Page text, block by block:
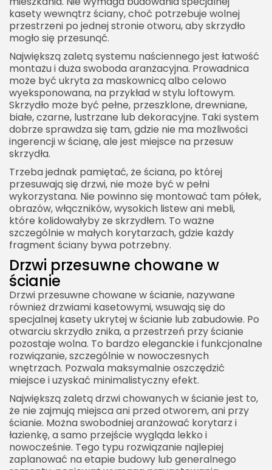
kasety wewnątrz ściany, choć potrzebuje wolnej
przestrzeni po jednej stronie otworu, aby skrzydło
mogło się przesunąć.
Największą zaletą systemu naściennego jest łatwość
montażu i duża swoboda aranżacyjna. Prowadnica
może być ukryta za maskownicą albo celowo
wyeksponowana, na przykład w stylu loftowym.
Skrzydło może być pełne, przeszklone, drewniane,
białe, czarne, lustrzane lub dekoracyjne. Taki system
dobrze sprawdza się tam, gdzie nie ma możliwości
ingerencji w ścianę, ale jest miejsce na przesuw
skrzydła.
Trzeba jednak pamiętać, że ściana, po której
przesuwają się drzwi, nie może być w pełni
wykorzystana. Nie powinno się montować tam półek,
obrazów, włączników, wysokich listew ani mebli,
które kolidowałyby ze skrzydłem. To ważne
szczególnie w małych korytarzach, gdzie każdy
fragment ściany bywa potrzebny.
Drzwi przesuwne chowane w
ścianie
Drzwi przesuwne chowane w ścianie, nazywane
również drzwiami kasetowymi, wsuwają się do
specjalnej kasety ukrytej w ścianie lub zabudowie. Po
otwarciu skrzydło znika, a przestrzeń przy ścianie
pozostaje wolna. To bardzo eleganckie i funkcjonalne
rozwiązanie, szczególnie w nowoczesnych
wnętrzach. Pozwala maksymalnie oszczędzić
miejsce i uzyskać minimalistyczny efekt.
Największą zaletą drzwi chowanych w ścianie jest to,
że nie zajmują miejsca ani przed otworem, ani przy
ścianie. Można swobodniej aranżować korytarz i
łazienkę, a samo przejście wygląda lekko i
nowocześnie. Tego typu rozwiązanie najlepiej
zaplanować na etapie budowy lub generalnego